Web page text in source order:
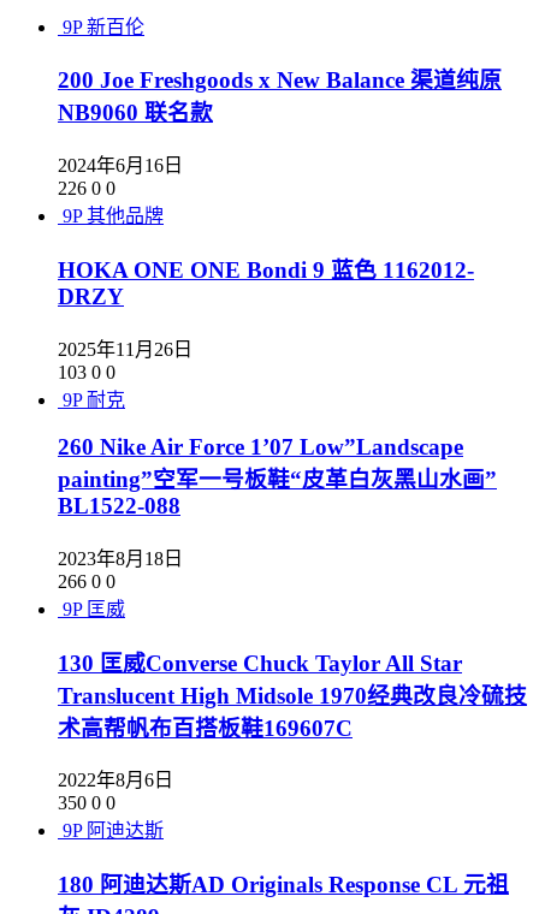
9P 新百伦
200 Joe Freshgoods x New Balance 渠道纯原
NB9060 联名款
2024年6月16日
226 0 0
9P 其他品牌
HOKA ONE ONE Bondi 9 蓝色 1162012-
DRZY
2025年11月26日
103 0 0
9P 耐克
260 Nike Air Force 1’07 Low”Landscape
painting”空军一号板鞋“皮革白灰黑山水画”
BL1522-088
2023年8月18日
266 0 0
9P 匡威
130 匡威Converse Chuck Taylor All Star
Translucent High Midsole 1970经典改良冷硫技
术高帮帆布百搭板鞋169607C
2022年8月6日
350 0 0
9P 阿迪达斯
180 阿迪达斯AD Originals Response CL 元祖